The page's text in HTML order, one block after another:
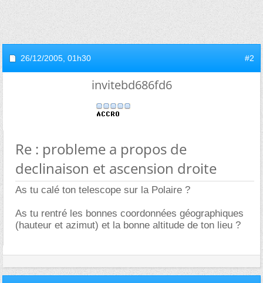
26/12/2005, 01h30 #2
invitebd686fd6
Re : probleme a propos de
declinaison et ascension droite
As tu calé ton telescope sur la Polaire ?
As tu rentré les bonnes coordonnées géographiques
(hauteur et azimut) et la bonne altitude de ton lieu ?